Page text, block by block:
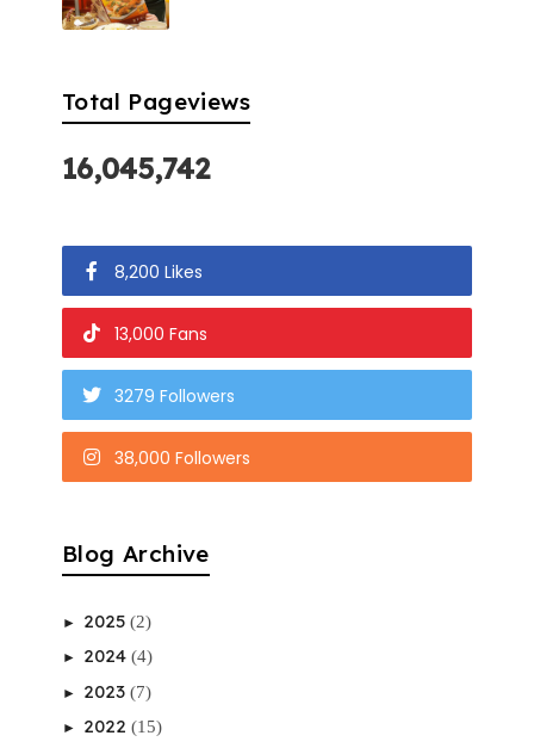
Total Pageviews
16,045,742
8,200 Likes
13,000 Fans
3279 Followers
38,000 Followers
Blog Archive
► 2025 (2)
► 2024 (4)
► 2023 (7)
► 2022 (15)